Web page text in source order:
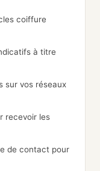
coiffure
à titre
sur vos réseaux
recevoir les
de contact pour